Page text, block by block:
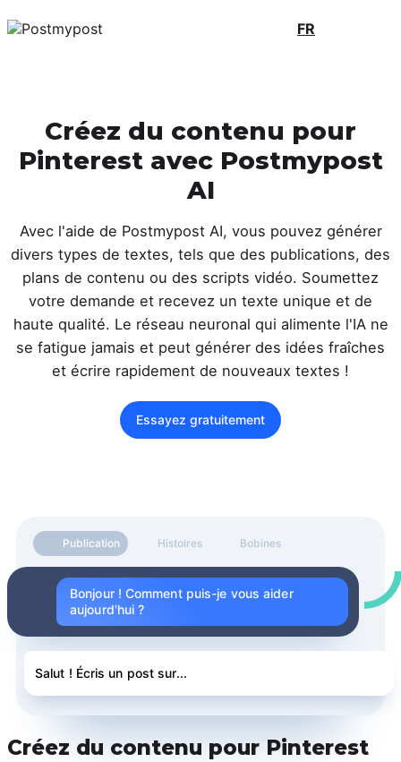
FR
Créez du contenu pour
Pinterest avec Postmypost
AI
Avec l'aide de Postmypost AI, vous pouvez générer
divers types de textes, tels que des publications, des
plans de contenu ou des scripts vidéo. Soumettez
votre demande et recevez un texte unique et de
haute qualité. Le réseau neuronal qui alimente l'IA ne
se fatigue jamais et peut générer des idées fraîches
et écrire rapidement de nouveaux textes !
Essayez gratuitement
Publication Histoires Bobines
Bonjour ! Comment puis-je vous aider
aujourd'hui ?
Salut ! Écris un post sur...
Créez du contenu pour Pinterest